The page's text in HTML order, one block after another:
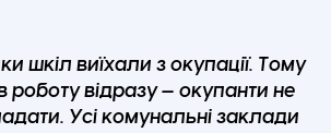
шкіл виїхали з окупації. Тому
роботу відразу — окупанти не
Усі комунальні заклади